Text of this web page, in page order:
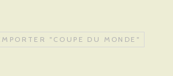
"COUPE DU MONDE"